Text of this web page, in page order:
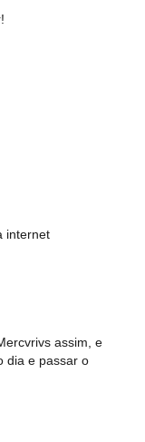
internet
assim, e
dia e passar o